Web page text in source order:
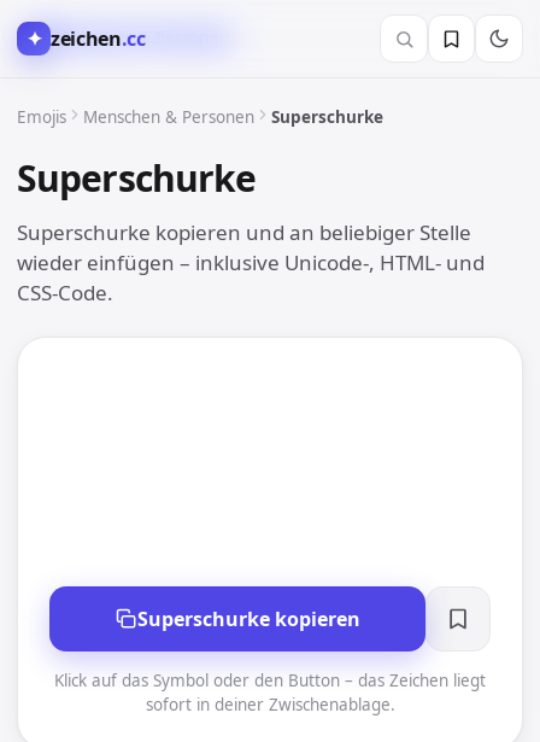
✦ zeichen.cc
Emojis Menschen & Personen Superschurke
Superschurke
Superschurke kopieren und an beliebiger Stelle
wieder einfügen – inklusive Unicode-, HTML- und
CSS-Code.
🧑 Menschen & Personen
Superschurke kopieren
Klick auf das Symbol oder den Button – das Zeichen liegt
sofort in deiner Zwischenablage.